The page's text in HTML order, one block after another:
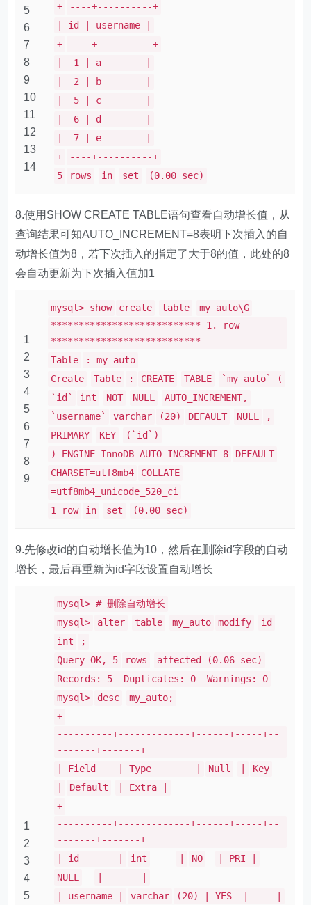
5
6
7
8
9
10
11
12
13
14
+
----+----------+
| id | username |
+
----+----------+
| 1 | a |
| 2 | b |
| 5 | c |
| 6 | d |
| 7 | e |
+
----+----------+
5
rows in set (0.00 sec)
8.使用SHOW CREATE TABLE语句查看自动增长值，从
查询结果可知AUTO_INCREMENT=8表明下次插入的自
动增长值为8，若下次插入的指定了大于8的值，此处的8
会自动更新为下次插入值加1
1
2
3
4
5
6
7
8
9
mysql> show create table
my_auto\G
*************************** 1. row
***************************
Table
: my_auto
Create
Table : CREATE TABLE
`my_auto` (
`id`
int NOT NULL
AUTO_INCREMENT,
`username`
varchar (20) DEFAULT NULL
,
PRIMARY
KEY
(`id`)
) ENGINE=InnoDB AUTO_INCREMENT=8
DEFAULT
CHARSET=utf8mb4
COLLATE
=utf8mb4_unicode_520_ci
1 row
in set (0.00 sec)
9.先修改id的自动增长值为10，然后在删除id字段的自动
增长，最后再重新为id字段设置自动增长
1
2
3
4
5
mysql> # 删除自动增长
mysql>
alter table my_auto modify
id
int
;
Query OK, 5
rows
affected (0.06 sec)
Records: 5 Duplicates: 0 Warnings: 0
mysql>
desc
my_auto;
+
----------+-------------+------+-----+--
-------+-------+
| Field | Type |
Null
Key
Default
| Extra |
+
----------+-------------+------+-----+--
-------+-------+
| id |
int NO
| PRI |
NULL
| username |
varchar
(20) | YES | |